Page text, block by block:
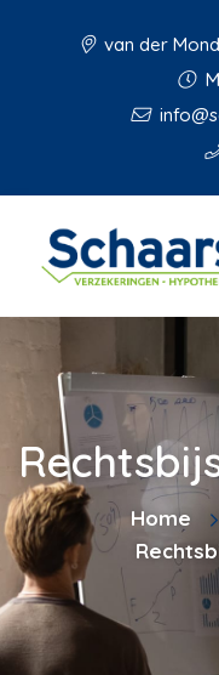
van der
Home